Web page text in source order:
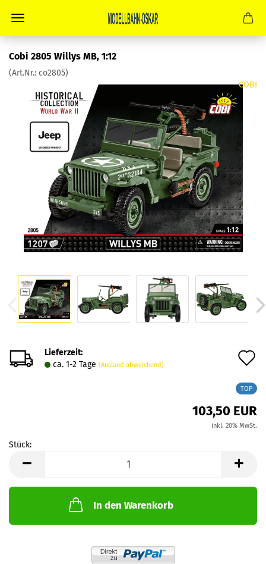
Cobi 2805 Willys MB, 1:12
(Art.Nr.: co2805)
COBI
Lieferzeit:
ca. 1-2 Tage (Ausland abweichend)
TOP
103,50 EUR
inkl. 20% MwSt.
Stück:
In den Warenkorb